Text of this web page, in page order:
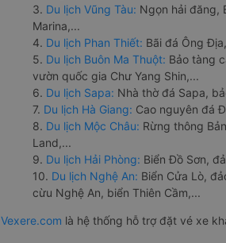
3. Du lịch Vũng Tàu: Ngọn hải đăng,
Marina,...
4. Du lịch Phan Thiết: Bãi đá Ông
5. Du lịch Buôn Ma Thuột: Bảo tàng
vườn quốc gia Chư Yang Shin,...
6. Du lịch Sapa: Nhà thờ đá Sapa,
7. Du lịch Hà Giang: Cao nguyên đá
8. Du lịch Mộc Châu: Rừng thông
Land,...
9. Du lịch Hải Phòng: Biển Đồ Sơn,
10. Du lịch Nghệ An: Biển Cửa Lò,
cừu Nghệ An, biển Thiên Cầm,...
Vexere.com là hệ thống hỗ trợ đặt vé xe